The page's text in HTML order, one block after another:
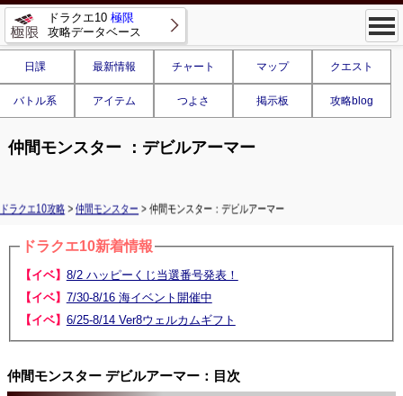
ドラクエ10 極限
攻略データベース
日課 最新情報 チャート マップ クエスト
バトル系 アイテム つよさ 掲示板 攻略blog
仲間モンスター ：デビルアーマー
ドラクエ10攻略 > 仲間モンスター > 仲間モンスター：デビルアーマー
ドラクエ10新着情報
【イベ】 8/2 ハッピーくじ当選番号発表！
【イベ】 7/30-8/16 海イベント開催中
【イベ】 6/25-8/14 Ver8ウェルカムギフト
仲間モンスター デビルアーマー：目次